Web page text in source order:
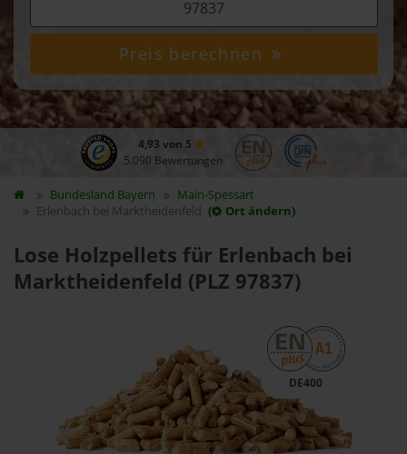
Preis berechnen
4,93 von 5
5.090 Bewertungen
Bundesland Bayern
Main-Spessart
Erlenbach bei Marktheidenfeld ( Ort ändern)
Lose Holzpellets für Erlenbach bei
Marktheidenfeld (PLZ 97837)
DE400